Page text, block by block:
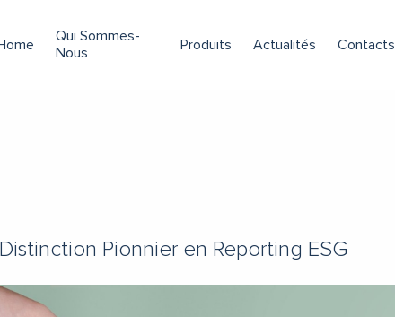
Qui Sommes-
Nous
Produits Actualités Contacts
Pionnier en Reporting ESG